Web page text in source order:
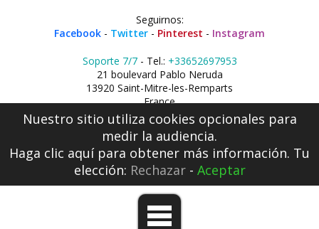
Seguirnos:
Facebook - Twitter - Pinterest - Instagram
Soporte 7/7- Tel.: +33652697953
21 boulevard Pablo Neruda
13920 Saint-Mitre-les-Remparts
France
Nuestro sitio utiliza cookies opcionales para
medir la audiencia.
Haga clic aquípara obtener más información. Tu
elección: Rechazar- Aceptar